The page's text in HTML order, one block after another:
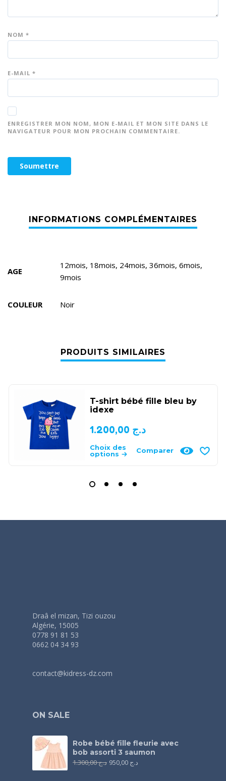
NOM *
E-MAIL *
ENREGISTRER MON NOM, MON E-MAIL ET MON SITE DANS LE
NAVIGATEUR POUR MON PROCHAIN COMMENTAIRE.
AGE
12mois, 18mois, 24mois, 36mois, 6mois,
9mois
COULEUR Noir
PRODUITS SIMILAIRES
T-shirt bébé fille bleu by
idexe
د.ج
Choix des
options
Comparer
Draâ el mizan, Tizi ouzou
Algérie, 15005
0778 91 81 53
0662 04 34 93
contact@kidress-dz.com
ON SALE
Robe bébé fille fleurie avec
bob assorti 3 saumon
د.ج1.300,00 د.ج